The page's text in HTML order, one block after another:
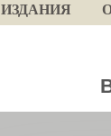
ИЗДАНИЯ